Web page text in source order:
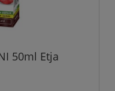
50ml Etja